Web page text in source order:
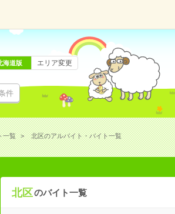
件
海道版 エリア変更
一覧 北区のアルバイト・バイト一覧
北区のバイト一覧